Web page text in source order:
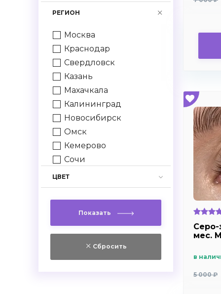
Серо-
мес.
в
5 000 ₽
-7,75
-8.0
-8.5
-9.0
-9.5
-10.0
+1.0
+1.5
+2.0
+2.5
+3.0
+3.5
+4.0
+4.5
+5.5
РЕГИОН
Москва
Краснодар
Свердловск
Казань
Махачкала
Калининград
Новосибирск
Омск
Кемерово
Сочи
Нижний Новгород
Грозный
Спб
Ростов
Самара
Красноярск
ЦВЕТ
Показать
Сбросить